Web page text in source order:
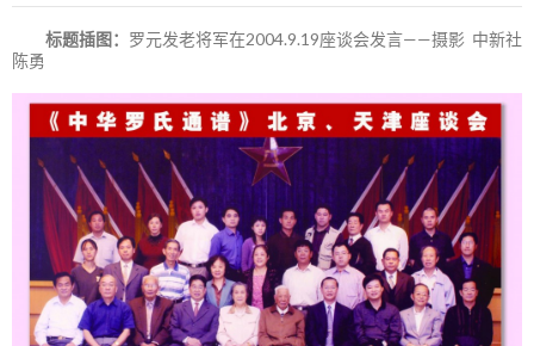
标题插图： 罗元发老将军在2004.9.19座谈会发言——摄影 中新社
陈勇